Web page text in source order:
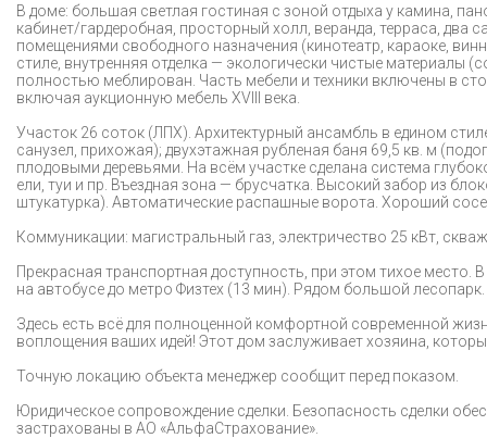
В доме: большая светлая гостиная с зоной отдыха у камина,
кабинет/гардеробная, просторный холл, веранда, терраса,
помещениями свободного назначения (кинотеатр, караоке,
стиле, внутренняя отделка — экологически чистые материалы
полностью меблирован. Часть мебели и техники включены в
включая аукционную мебель XVIII века.
Участок 26 соток (ЛПХ). Архитектурный ансамбль в едином
санузел, прихожая); двухэтажная рубленая баня 69,5 кв. м
плодовыми деревьями. На всём участке сделана система
ели, туи и пр. Въездная зона — брусчатка. Высокий забор из
штукатурка). Автоматические распашные ворота. Хороший
Коммуникации: магистральный газ, электричество 25 кВт,
Прекрасная транспортная доступность, при этом тихое
на автобусе до метро Физтех (13 мин). Рядом большой
Здесь есть всё для полноценной комфортной современной
воплощения ваших идей! Этот дом заслуживает хозяина,
Точную локацию объекта менеджер сообщит перед показом.
Юридическое сопровождение сделки. Безопасность сделки
застрахованы в АО «АльфаСтрахование».